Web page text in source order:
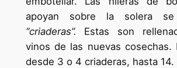
apoyan sobre la solera se
“criaderas”. Estas son
vinos de las nuevas cosechas.
desde 3 o 4 criaderas, hasta